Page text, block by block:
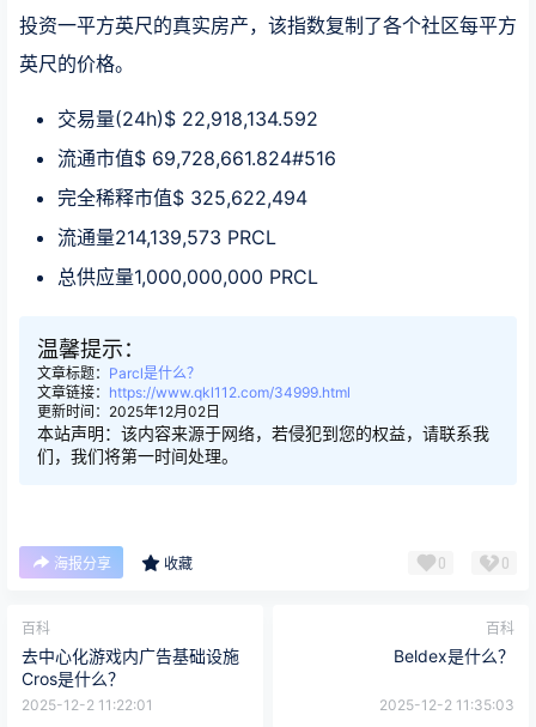
投资一平方英尺的真实房产，该指数复制了各个社区每平方
英尺的价格。
交易量(24h)$ 22,918,134.592
流通市值$ 69,728,661.824#516
完全稀释市值$ 325,622,494
流通量214,139,573 PRCL
总供应量1,000,000,000 PRCL
温馨提示：
文章标题： Parcl是什么？
文章链接： https://www.qkl112.com/34999.html
更新时间：2025年12月02日
本站声明：该内容来源于网络，若侵犯到您的权益，请联系我
们，我们将第一时间处理。
海报分享 收藏 0 0
百科
去中心化游戏内广告基础设施
Cros是什么？
2025-12-2 11:22:01
百科
Beldex是什么？
2025-12-2 11:35:03